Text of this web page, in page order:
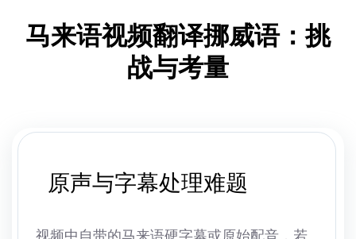
马来语视频翻译挪威语：挑
战与考量
原声与字幕处理难题